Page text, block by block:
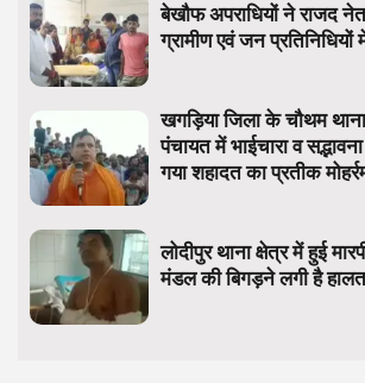
बेखौफ अपराधियों ने राजद
ग्रामीण एवं जन प्रतिनिधियों
खगड़िया जिला के चौथम
पंचायत में भाईचारा व
गया शहादत का प्रतीक
लोदीपुर थाना क्षेत्र में हुई
मंडल की बिगड़ने लगी है